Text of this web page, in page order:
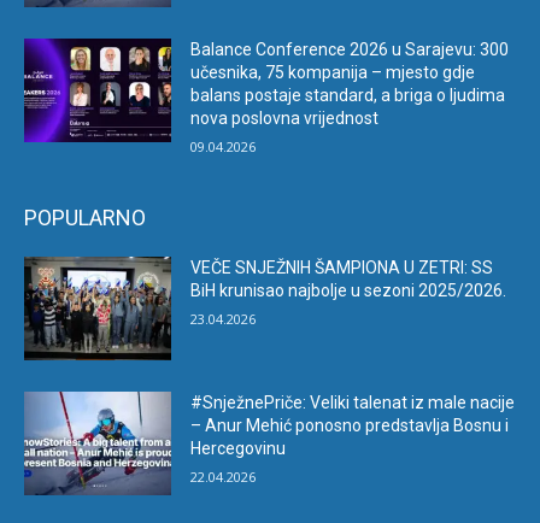
Balance Conference 2026 u Sarajevu: 300
učesnika, 75 kompanija – mjesto gdje
balans postaje standard, a briga o ljudima
nova poslovna vrijednost
09.04.2026
POPULARNO
VEČE SNJEŽNIH ŠAMPIONA U ZETRI: SS
BiH krunisao najbolje u sezoni 2025/2026.
23.04.2026
#SnježnePriče: Veliki talenat iz male nacije
– Anur Mehić ponosno predstavlja Bosnu i
Hercegovinu
22.04.2026